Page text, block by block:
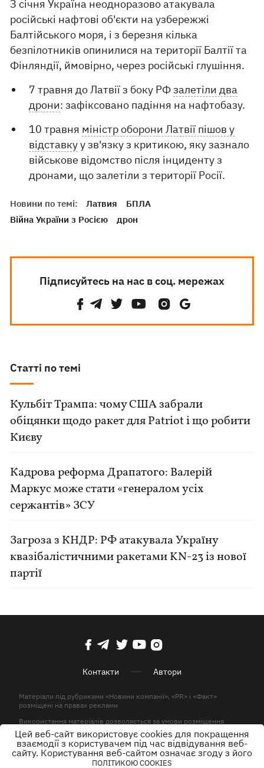
З січня Україна неодноразово атакувала
російські нафтові об'єкти на узбережжі
Балтійського моря, і з березня кілька
безпілотників опинилися на території Балтії та
Фінляндії, ймовірно, через російські глушіння.
7 травня до Латвії з боку РФзалетіли два
дрони: зафіксовано падіння на нафтобазу.
10 травня міністр оборони Латвії пішов у
відставкуу зв'язку з критикою, яку зазнало
військове відомство після інциденту з
дронами, що залетіли з території Росії.
Новини по темі: Латвия
БПЛА
Війна України з Росією
дрон
Підписуйтесь на нас в соц. мережах
Статті по темі
Кульбіт Трампа: чому США забрали
обіцянки щодо ракет для Patriot і що робити
Києву
Кадрова реформа Драпатого: Валерій
Маркус може стати «генералом усіх
сержантів» ЗСУ
Загроза з КНДР: РФ атакувала Україну
квазібалістичними ракетами KN-23 із нової
партії
Контакти Автори
Матеріали під рубриками «Новини компанії», «PR» і «Факт»
розміщені на правах реклами
Використання матеріалів дозволяється за умови розміщення
активного гіперпосилання на KP.UA в першому абзаці.
© ТОВ «ЮЛАВ МЕДІА» 2026. Всі права захищені.
Цей веб-сайт використовує cookies для покращення
взаємодії з користувачем під час відвідування веб-
сайту. Користування веб-сайтом означає згоду з його
ПОЛІТИКОЮ COOKIES